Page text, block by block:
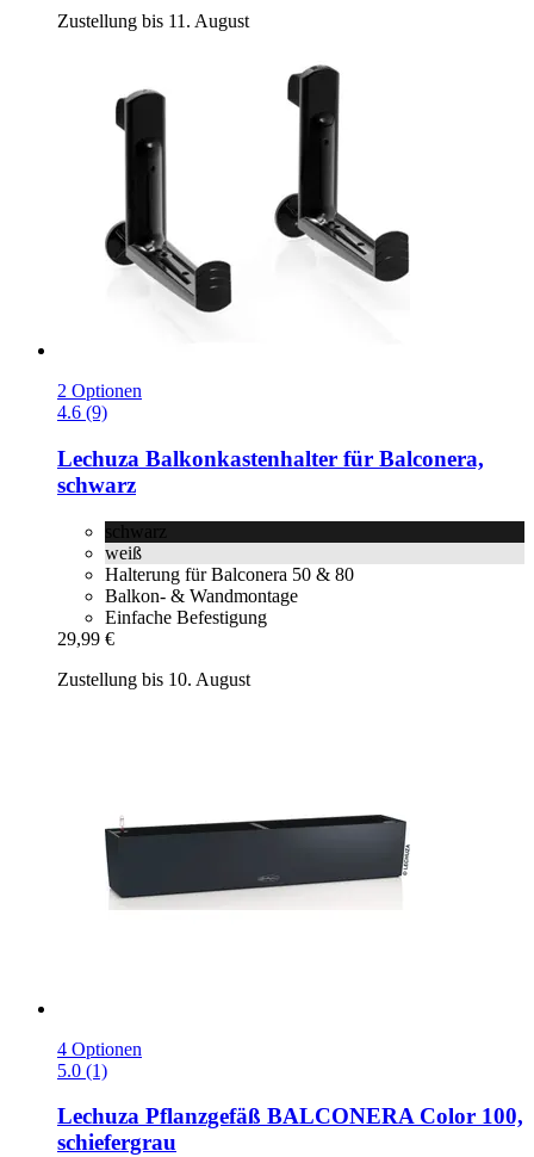
Zustellung bis 11. August
2 Optionen
4.6 (9)
Lechuza Balkonkastenhalter für Balconera,
schwarz
schwarz
weiß
Halterung für Balconera 50 & 80
Balkon- & Wandmontage
Einfache Befestigung
29,99 €
Zustellung bis 10. August
4 Optionen
5.0 (1)
Lechuza Pflanzgefäß BALCONERA Color 100,
schiefergrau